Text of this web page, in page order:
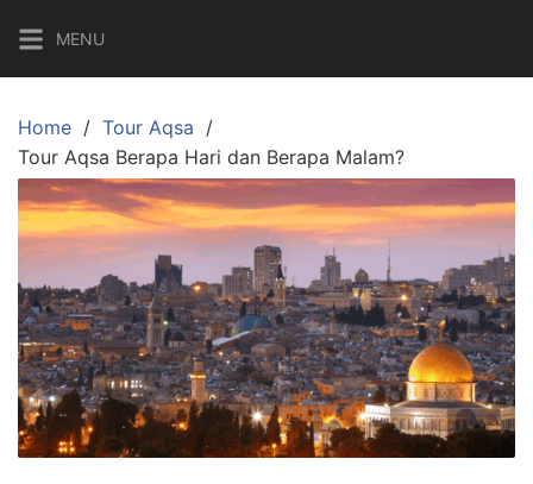
content
MENU
Home
Tour Aqsa
Tour Aqsa Berapa Hari dan Berapa Malam?